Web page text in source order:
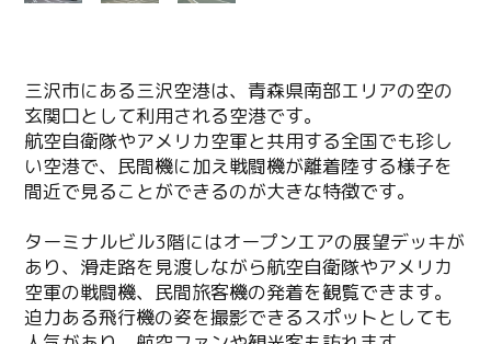
三沢市にある三沢空港は、青森県南部エリアの空の
玄関口として利用される空港です。
航空自衛隊やアメリカ空軍と共用する全国でも珍し
い空港で、民間機に加え戦闘機が離着陸する様子を
間近で見ることができるのが大きな特徴です。
ターミナルビル3階にはオープンエアの展望デッキが
あり、滑走路を見渡しながら航空自衛隊やアメリカ
空軍の戦闘機、民間旅客機の発着を観覧できます。
迫力ある飛行機の姿を撮影できるスポットとしても